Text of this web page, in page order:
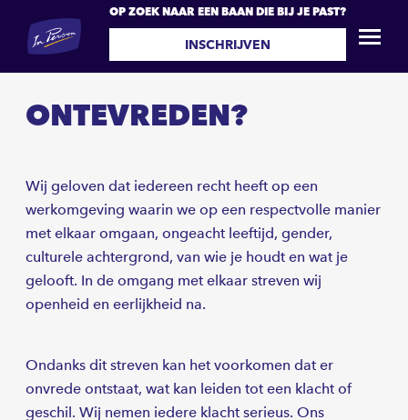
OP ZOEK NAAR EEN BAAN DIE BIJ JE PAST?
INSCHRIJVEN
ONTEVREDEN?
Wij geloven dat iedereen recht heeft op een
werkomgeving waarin we op een respectvolle manier
met elkaar omgaan, ongeacht leeftijd, gender,
culturele achtergrond, van wie je houdt en wat je
gelooft. In de omgang met elkaar streven wij
openheid en eerlijkheid na.
Ondanks dit streven kan het voorkomen dat er
onvrede ontstaat, wat kan leiden tot een klacht of
geschil. Wij nemen iedere klacht serieus. Ons